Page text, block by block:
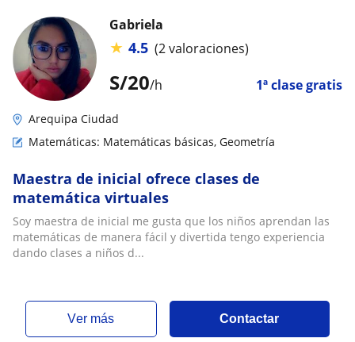
S/20/h 1ª clase gratis
Gabriela
★ 4.5 (2 valoraciones)
Arequipa Ciudad
Matemáticas: Matemáticas básicas, Geometría
Maestra de inicial ofrece clases de
matemática virtuales
Soy maestra de inicial me gusta que los niños aprendan las
matemáticas de manera fácil y divertida tengo experiencia
dando clases a niños d...
ver más Contactar